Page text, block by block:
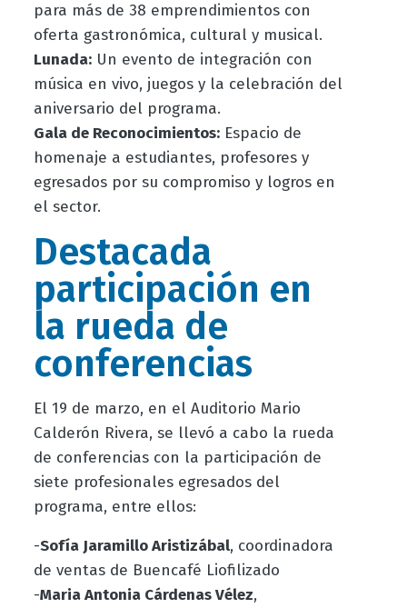
para más de 38 emprendimientos con
oferta gastronómica, cultural y musical.
Lunada:Un evento de integración con
música en vivo, juegos y la celebración del
aniversario del programa.
Gala de Reconocimientos:Espacio de
homenaje a estudiantes, profesores y
egresados por su compromiso y logros en
el sector.
Destacada
participación en
la rueda de
conferencias
El 19 de marzo, en el Auditorio Mario
Calderón Rivera, se llevó a cabo la rueda
de conferencias con la participación de
siete profesionales egresados del
programa, entre ellos:
-Sofía Jaramillo Aristizábal, coordinadora
de ventas de Buencafé Liofilizado
-Maria Antonia Cárdenas Vélez,